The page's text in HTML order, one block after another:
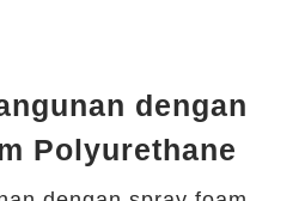
dengan
Polyurethane